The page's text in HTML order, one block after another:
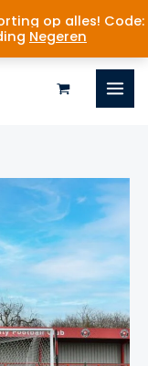
op alles! Code:
Negeren